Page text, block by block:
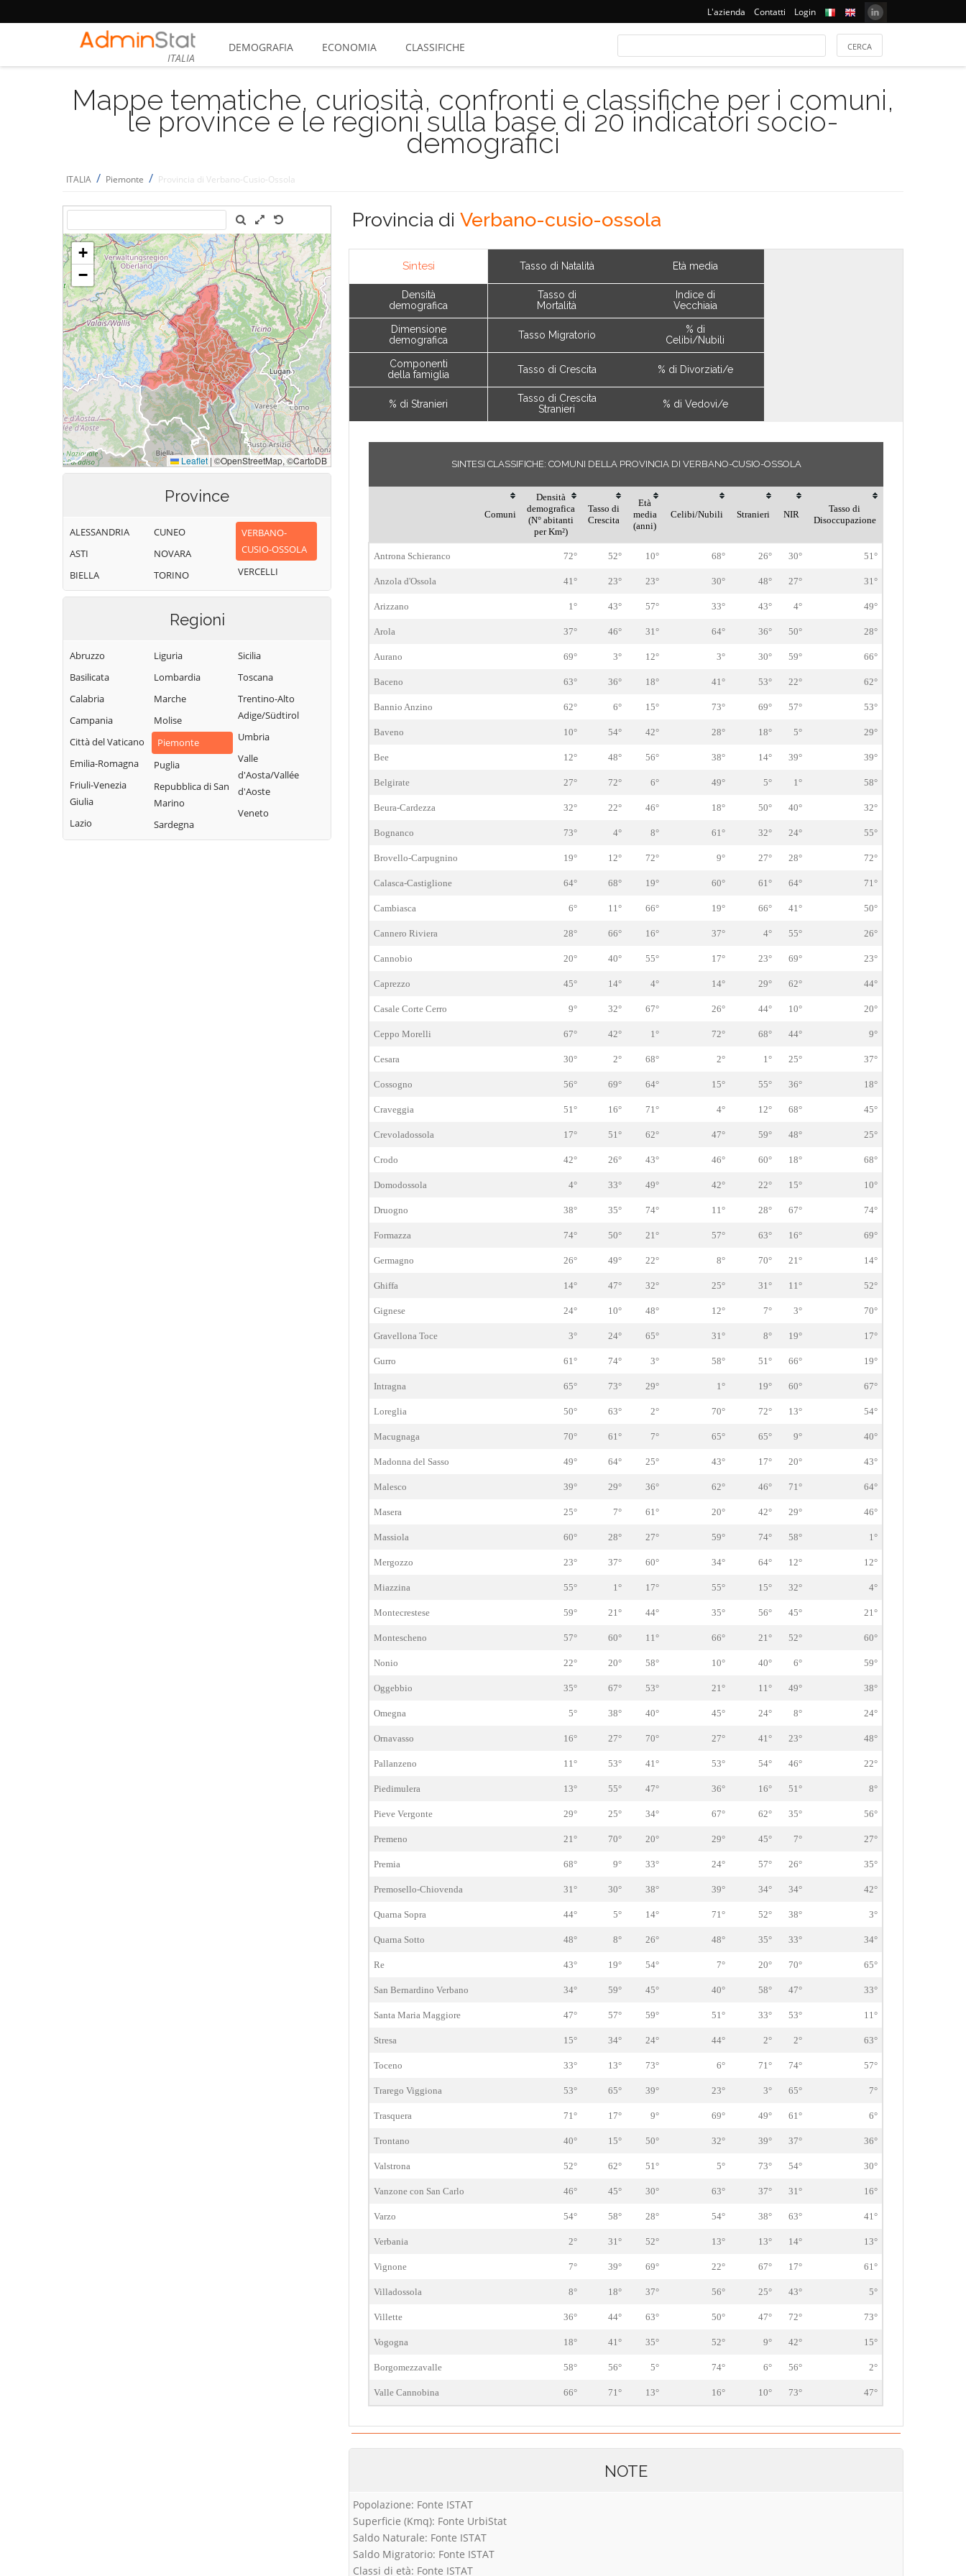
L'azienda Contatti Login
ITALIA
DEMOGRAFIA ECONOMIA CLASSIFICHE
Mappe tematiche, curiosità, confronti e classifiche per i comuni,
le province e le regioni sulla base di 20 indicatori socio-
demografici
ITALIA / Piemonte / Provincia di Verbano-Cusio-Ossola
Province
ALESSANDRIA
ASTI
BIELLA
CUNEO
NOVARA
TORINO
VERBANO-
CUSIO-OSSOLA
VERCELLI
Regioni
Abruzzo
Basilicata
Calabria
Campania
Città del Vaticano
Emilia-Romagna
Friuli-Venezia
Giulia
Lazio
Liguria
Lombardia
Marche
Molise
Piemonte
Puglia
Repubblica di San
Marino
Sardegna
Sicilia
Toscana
Trentino-Alto
Adige/Südtirol
Umbria
Valle
d'Aosta/Vallée
d'Aoste
Veneto
Provincia di Verbano-cusio-ossola
Sintesi
Densità
demografica
Dimensione
demografica
Componenti
della famiglia
% di Stranieri
Tasso di Natalità
Tasso di
Mortalità
Tasso Migratorio
Tasso di Crescita
Tasso di Crescita
Stranieri
Età media
Indice di
Vecchiaia
% di
Celibi/Nubili
% di Divorziati/e
% di Vedovi/e
SINTESI CLASSIFICHE: COMUNI DELLA PROVINCIA DI VERBANO-CUSIO-OSSOLA
Comuni
Densità
demografica
(N° abitanti
per Km²)
Tasso di
Crescita
Età
media
(anni)
Celibi/Nubili Stranieri NIR
Tasso di
Disoccupazione
Antrona Schieranco 72° 52° 10° 68° 26° 30° 51°
Anzola d'Ossola 41° 23° 23° 30° 48° 27° 31°
Arizzano 1° 43° 57° 33° 43° 4° 49°
Arola 37° 46° 31° 64° 36° 50° 28°
Aurano 69° 3° 12° 3° 30° 59° 66°
Baceno 63° 36° 18° 41° 53° 22° 62°
Bannio Anzino 62° 6° 15° 73° 69° 57° 53°
Baveno 10° 54° 42° 28° 18° 5° 29°
Bee 12° 48° 56° 38° 14° 39° 39°
Belgirate 27° 72° 6° 49° 5° 1° 58°
Beura-Cardezza 32° 22° 46° 18° 50° 40° 32°
Bognanco 73° 4° 8° 61° 32° 24° 55°
Brovello-Carpugnino 19° 12° 72° 9° 27° 28° 72°
Calasca-Castiglione 64° 68° 19° 60° 61° 64° 71°
Cambiasca 6° 11° 66° 19° 66° 41° 50°
Cannero Riviera 28° 66° 16° 37° 4° 55° 26°
Cannobio 20° 40° 55° 17° 23° 69° 23°
Caprezzo 45° 14° 4° 14° 29° 62° 44°
Casale Corte Cerro 9° 32° 67° 26° 44° 10° 20°
Ceppo Morelli 67° 42° 1° 72° 68° 44° 9°
Cesara 30° 2° 68° 2° 1° 25° 37°
Cossogno 56° 69° 64° 15° 55° 36° 18°
Craveggia 51° 16° 71° 4° 12° 68° 45°
Crevoladossola 17° 51° 62° 47° 59° 48° 25°
Crodo 42° 26° 43° 46° 60° 18° 68°
Domodossola 4° 33° 49° 42° 22° 15° 10°
Druogno 38° 35° 74° 11° 28° 67° 74°
Formazza 74° 50° 21° 57° 63° 16° 69°
Germagno 26° 49° 22° 8° 70° 21° 14°
Ghiffa 14° 47° 32° 25° 31° 11° 52°
Gignese 24° 10° 48° 12° 7° 3° 70°
Gravellona Toce 3° 24° 65° 31° 8° 19° 17°
Gurro 61° 74° 3° 58° 51° 66° 19°
Intragna 65° 73° 29° 1° 19° 60° 67°
Loreglia 50° 63° 2° 70° 72° 13° 54°
Macugnaga 70° 61° 7° 65° 65° 9° 40°
Madonna del Sasso 49° 64° 25° 43° 17° 20° 43°
Malesco 39° 29° 36° 62° 46° 71° 64°
Masera 25° 7° 61° 20° 42° 29° 46°
Massiola 60° 28° 27° 59° 74° 58° 1°
Mergozzo 23° 37° 60° 34° 64° 12° 12°
Miazzina 55° 1° 17° 55° 15° 32° 4°
Montecrestese 59° 21° 44° 35° 56° 45° 21°
Montescheno 57° 60° 11° 66° 21° 52° 60°
Nonio 22° 20° 58° 10° 40° 6° 59°
Oggebbio 35° 67° 53° 21° 11° 49° 38°
Omegna 5° 38° 40° 45° 24° 8° 24°
Ornavasso 16° 27° 70° 27° 41° 23° 48°
Pallanzeno 11° 53° 41° 53° 54° 46° 22°
Piedimulera 13° 55° 47° 36° 16° 51° 8°
Pieve Vergonte 29° 25° 34° 67° 62° 35° 56°
Premeno 21° 70° 20° 29° 45° 7° 27°
Premia 68° 9° 33° 24° 57° 26° 35°
Premosello-Chiovenda 31° 30° 38° 39° 34° 34° 42°
Quarna Sopra 44° 5° 14° 71° 52° 38° 3°
Quarna Sotto 48° 8° 26° 48° 35° 33° 34°
Re 43° 19° 54° 7° 20° 70° 65°
San Bernardino Verbano 34° 59° 45° 40° 58° 47° 33°
Santa Maria Maggiore 47° 57° 59° 51° 33° 53° 11°
Stresa 15° 34° 24° 44° 2° 2° 63°
Toceno 33° 13° 73° 6° 71° 74° 57°
Trarego Viggiona 53° 65° 39° 23° 3° 65° 7°
Trasquera 71° 17° 9° 69° 49° 61° 6°
Trontano 40° 15° 50° 32° 39° 37° 36°
Valstrona 52° 62° 51° 5° 73° 54° 30°
Vanzone con San Carlo 46° 45° 30° 63° 37° 31° 16°
Varzo 54° 58° 28° 54° 38° 63° 41°
Verbania 2° 31° 52° 13° 13° 14° 13°
Vignone 7° 39° 69° 22° 67° 17° 61°
Villadossola 8° 18° 37° 56° 25° 43° 5°
Villette 36° 44° 63° 50° 47° 72° 73°
Vogogna 18° 41° 35° 52° 9° 42° 15°
Borgomezzavalle 58° 56° 5° 74° 6° 56° 2°
Valle Cannobina 66° 71° 13° 16° 10° 73° 47°
NOTE
Popolazione: Fonte ISTAT
Superficie (Kmq): Fonte UrbiStat
Saldo Naturale: Fonte ISTAT
Saldo Migratorio: Fonte ISTAT
Classi di età: Fonte ISTAT